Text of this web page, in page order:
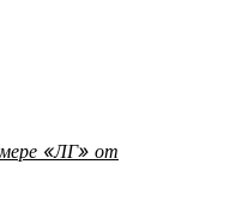
«ЛГ» от